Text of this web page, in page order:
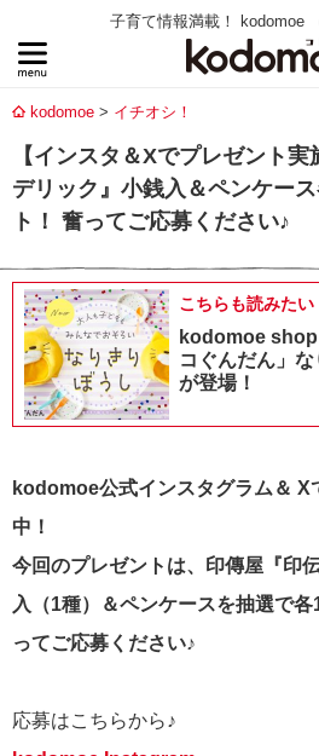
子育て情報満載！ kodomoe
kodomoe イチオシ！
【インスタ＆Xでプレゼント
デリック』小銭入＆ペンケー
ト！ 奮ってご応募ください♪
こちらも読みたい
kodomoe shop
コぐんだん」な
が登場！
kodomoe公式インスタグラム＆ X
中！
今回のプレゼントは、印傳屋『印
入（1種）＆ペンケースを抽選で各
ってご応募ください♪
応募はこちらから♪